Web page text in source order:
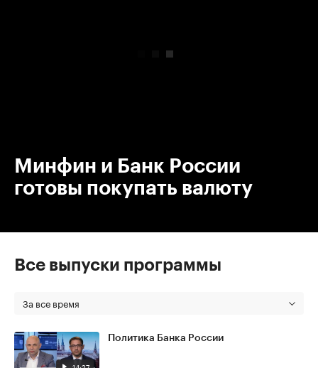
Минфин и Банк России
готовы покупать валюту
Все выпуски программы
За все время
Политика Банка России